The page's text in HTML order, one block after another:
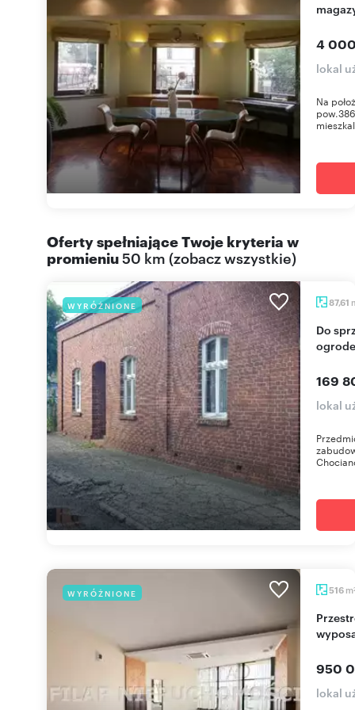
4
lokal
Na
Oferty spełniające Twoje kryteria w
promieniu50 km (zobacz wszystkie)
WYRÓŻNIONE 87,61
Do sprzedania przestronny lokal 87,61 m² z
169
lokal
WYRÓŻNIONE 516 m
Przestronny lokal w centrum Lubina z pełnym
950
lokal